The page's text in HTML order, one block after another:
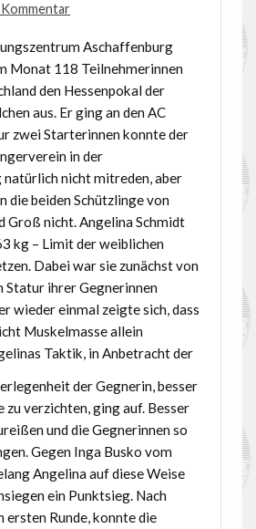
Aschaffenburg
Monat 118 Teilnehmerinnen
den Hessenpokal der
aus. Er ging an den AC
zwei Starterinnen konnte der
in der
nicht mitreden, aber
die beiden Schützlinge von
Groß nicht.Angelina Schmidt
kg – Limit der weiblichen
Dabei war sie zunächst von
Statur ihrer Gegnerinnen
wieder einmal zeigte sich, dass
Muskelmasse allein
Taktik, in Anbetracht der
der Gegnerin, besser
verzichten, ging auf. Besser
und die Gegnerinnen so
Gegen Inga Busko vom
Angelina auf diese Weise
ein Punktsieg. Nach
ersten Runde, konnte die